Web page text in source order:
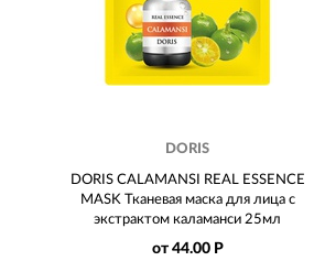
DORIS
DORIS CALAMANSI REAL ESSENCE
MASK Тканевая маска для лица с
экстрактом каламанси 25мл
от 44.00 Р